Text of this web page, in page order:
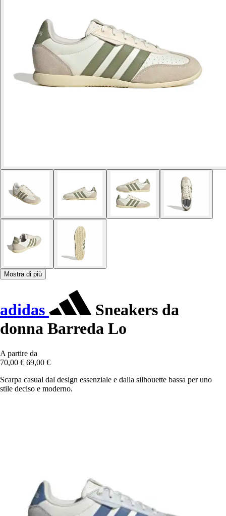
Mostra di più
adidas
Sneakers da
donna Barreda Lo
A partire da
70,00 € 69,00 €
Scarpa casual dal design essenziale e dalla silhouette bassa per uno
stile deciso e moderno.